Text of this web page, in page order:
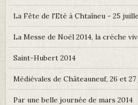
La Fête de l'Eté à Chtaîneu - 25
La Messe de Noël 2014, la crèche
Saint-Hubert 2014
Médiévales de Châteauneuf, 26 et
Par une belle journée de mars 2014